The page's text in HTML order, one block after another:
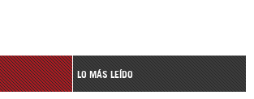
LO MÁS LEÍDO